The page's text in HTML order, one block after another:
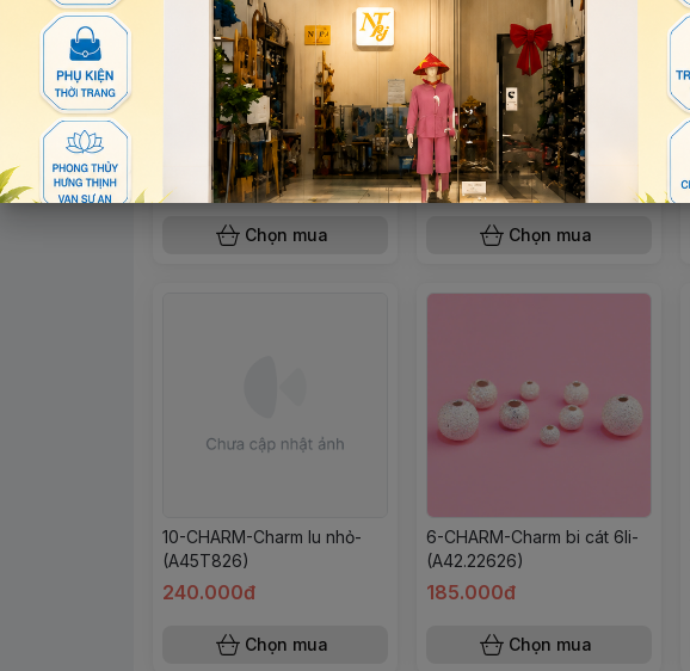
3-CHARM-Đồng xu hoa mai-
(A13.22626)
40.000đ
Chọn mua
42-ĐPT-ĐIẾU-Charm đá lam
ngọc-(A94T726)
355.000đ
Chọn mua
10-CHARM-Charm lu nhỏ-
(A45T826)
240.000đ
Chọn mua
6-CHARM-Charm bi cát 6li-
(A42.22626)
185.000đ
Chọn mua